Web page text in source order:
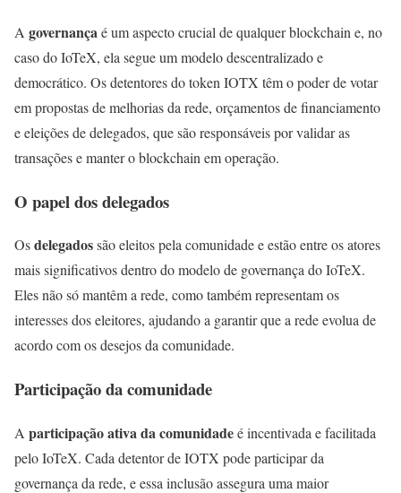
A governançaé um aspecto crucial de qualquer blockchain e, no
caso do IoTeX, ela segue um modelo descentralizado e
democrático. Os detentores do token IOTX têm o poder de votar
em propostas de melhorias da rede, orçamentos de financiamento
e eleições de delegados, que são responsáveis por validar as
transações e manter o blockchain em operação.
O papel dos delegados
Osdelegadossão eleitos pela comunidade e estão entre os atores
mais significativos dentro do modelo de governança do IoTeX.
Eles não só mantêm a rede, como também representam os
interesses dos eleitores, ajudando a garantir que a rede evolua de
acordo com os desejos da comunidade.
Participação da comunidade
A participação ativa da comunidadeé incentivada e facilitada
pelo IoTeX. Cada detentor de IOTX pode participar da
governança da rede, e essa inclusão assegura uma maior